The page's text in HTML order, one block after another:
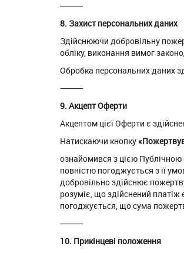
⸻
8. Захист персональних даних
Здійснюючи добровільну
обліку, виконання вимог
Обробка персональних даних
⸻
9. Акцепт Оферти
Акцептом цієї Оферти є
Натискаючи кнопку
ознайомився з цією
повністю погоджується з її
добровільно здійснює
розуміє, що здійснений
погоджується, що сума
⸻
10. Прикінцеві положення